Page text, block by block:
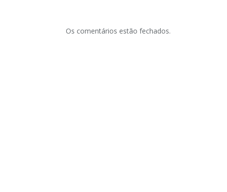
Os comentários estão fechados.